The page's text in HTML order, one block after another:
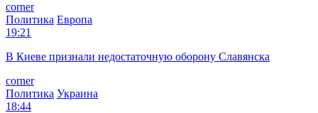
corner
Политика Европа
19:21
В Киеве признали недостаточную оборону Славянска
corner
Политика Украина
18:44